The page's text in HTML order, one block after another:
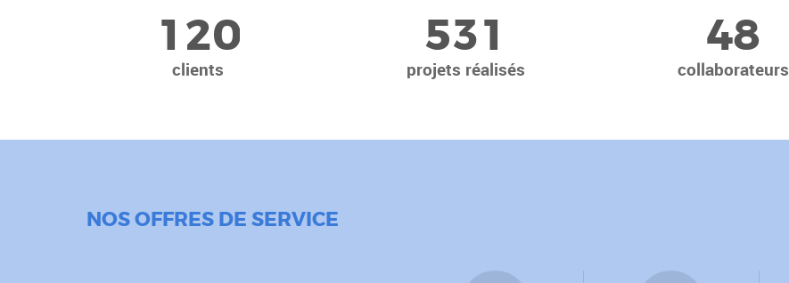
1 20
clients
531
projets réalisés
48
collaborateurs
NOS OFFRES DE SERVICE